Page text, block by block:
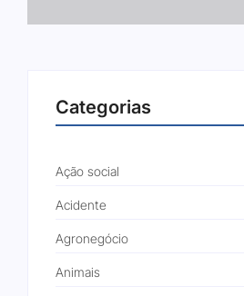
Categorias
Ação social
Acidente
Agronegócio
Animais